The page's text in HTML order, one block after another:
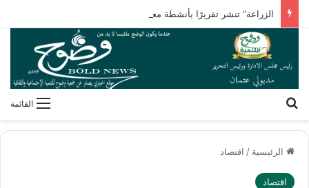
القائمة
الرئيسية / اقتصاد
اقتصاد